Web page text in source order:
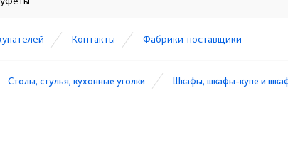
Контакты Фабрики-поставщики
Столы, стулья, кухонные уголки Шкафы, шкафы-купе и